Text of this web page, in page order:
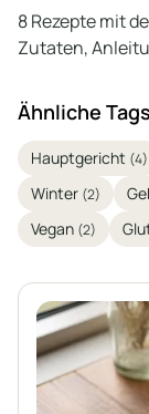
8 Rezepte mit
Zutaten,
Ähnliche Tags
Hauptgericht (4)
Winter (2)
Vegan (2)